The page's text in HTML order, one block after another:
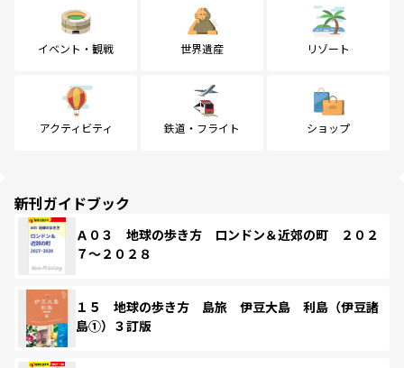
イベント・観戦 世界遺産 リゾート
アクティビティ 鉄道・フライト ショップ
新刊ガイドブック
Ａ０３ 地球の歩き方 ロンドン＆近郊の町 ２０２
７～２０２８
１５ 地球の歩き方 島旅 伊豆大島 利島（伊豆諸
島①）３訂版